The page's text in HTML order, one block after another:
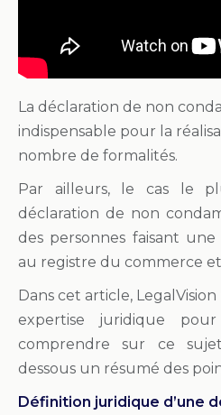
La déclaration de non
indispensable pour la
nombre de formalités.
Par ailleurs, le cas le
déclaration de non
des personnes faisant une
au registre du commerce et
Dans cet article,
expertise juridique
comprendre sur ce
dessous un résumé des
Définition juridique d’une